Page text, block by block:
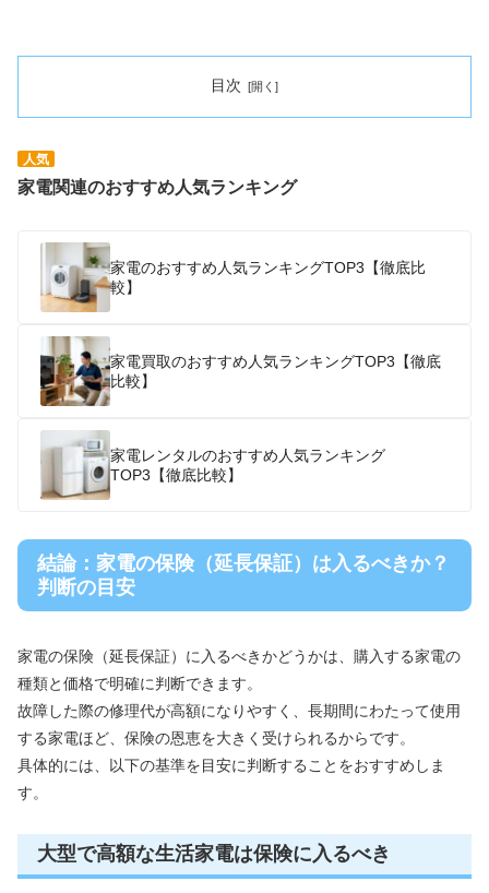
目次
人気
家電関連のおすすめ人気ランキング
家電のおすすめ人気ランキングTOP3【徹底比
較】
家電買取のおすすめ人気ランキングTOP3【徹底
比較】
家電レンタルのおすすめ人気ランキング
TOP3【徹底比較】
結論：家電の保険（延長保証）は入るべきか？
判断の目安
家電の保険（延長保証）に入るべきかどうかは、購入する家電の
種類と価格で明確に判断できます。
故障した際の修理代が高額になりやすく、長期間にわたって使用
する家電ほど、保険の恩恵を大きく受けられるからです。
具体的には、以下の基準を目安に判断することをおすすめしま
す。
大型で高額な生活家電は保険に入るべき